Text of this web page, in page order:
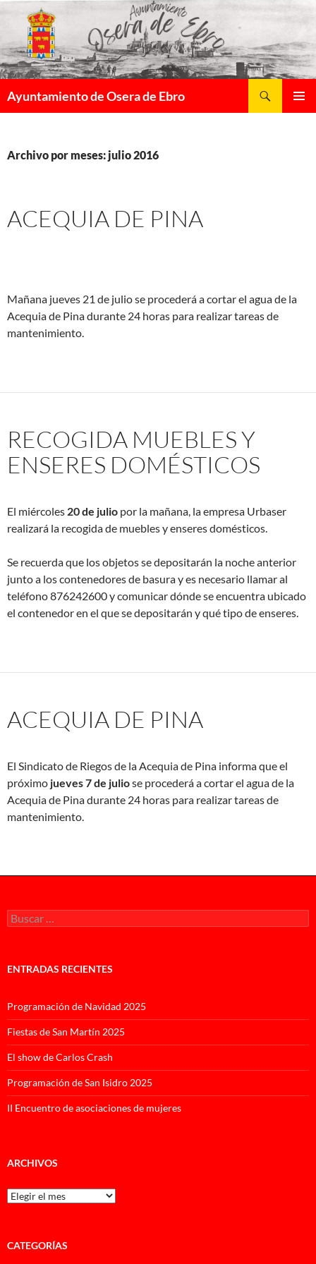
contenido
Ayuntamiento de Osera de Ebro
Archivo por meses: julio 2016
ACEQUIA DE PINA
Mañana jueves 21 de julio se procederá a cortar el agua de la
Acequia de Pina durante 24 horas para realizar tareas de
mantenimiento.
RECOGIDA MUEBLES Y
ENSERES DOMÉSTICOS
El miércoles 20 de julio por la mañana, la empresa Urbaser
realizará la recogida de muebles y enseres domésticos.
Se recuerda que los objetos se depositarán la noche anterior
junto a los contenedores de basura y es necesario llamar al
teléfono 876242600 y comunicar dónde se encuentra ubicado
el contenedor en el que se depositarán y qué tipo de enseres.
ACEQUIA DE PINA
El Sindicato de Riegos de la Acequia de Pina informa que el
próximo jueves 7 de juliose procederá a cortar el agua de la
Acequia de Pina durante 24 horas para realizar tareas de
mantenimiento.
Buscar:
ENTRADAS RECIENTES
Programación de Navidad 2025
Fiestas de San Martín 2025
El show de Carlos Crash
Programación de San Isidro 2025
II Encuentro de asociaciones de mujeres
ARCHIVOS
Archivos
CATEGORÍAS